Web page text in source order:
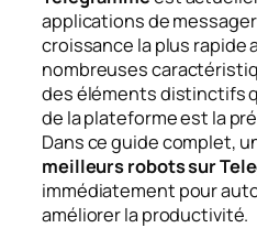
applications de
croissance la plus rapide
nombreuses
des éléments distinctifs
de la plateforme est la
Dans ce guide complet,
meilleurs robots sur
immédiatement pour
améliorer la productivité.